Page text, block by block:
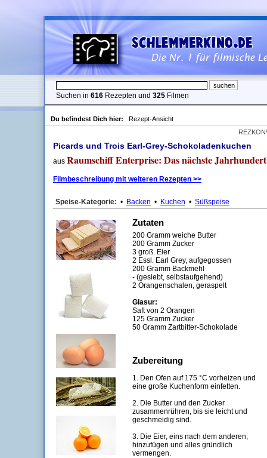
Suchen in 616 Rezepten und 325 Filmen
Du befindest Dich hier:
Rezept-Ansicht
Picards und Trois Earl-Grey-Schokoladenkuchen
aus Raumschiff Enterprise: Das nächste Jahrhundert
Filmbeschreibung mit weiteren Rezepten >>
Speise-Kategorie: • Backen • Kuchen • Süßspeise
Zutaten
200 Gramm weiche Butter
200 Gramm Zucker
3 groß. Eier
2 Essl. Earl Grey, aufgegossen
200 Gramm Backmehl
- (gesiebt, selbstaufgehend)
2 Orangenschalen, geraspelt
Glasur:
Saft von 2 Orangen
125 Gramm Zucker
50 Gramm Zartbitter-Schokolade
Zubereitung
1. Den Ofen auf 175 °C vorheizen und
eine große Kuchenform einfetten.
2. Die Butter und den Zucker
zusammenrühren, bis sie leicht und
geschmeidig sind.
3. Die Eier, eins nach dem anderen,
hinzufügen und alles gründlich
vermengen.